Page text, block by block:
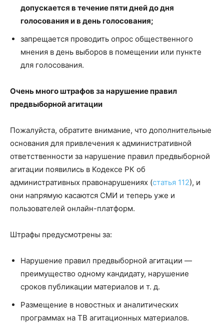
допускается в течение пяти дней до дня
голосования и в день голосования;
запрещается проводить опрос общественного
мнения в день выборов в помещении или пункте
для голосования.
Очень много штрафов за нарушение правил
предвыборной агитации
Пожалуйста, обратите внимание, что дополнительные
основания для привлечения к административной
ответственности за нарушение правил предвыборной
агитации появились в Кодексе РК об
административных правонарушениях (статья 112), и
они напрямую касаются СМИ и теперь уже и
пользователей онлайн-платформ.
Штрафы предусмотрены за:
Нарушение правил предвыборной агитации —
преимущество одному кандидату, нарушение
сроков публикации материалов и т. д.
Размещение в новостных и аналитических
программах на ТВ агитационных материалов.